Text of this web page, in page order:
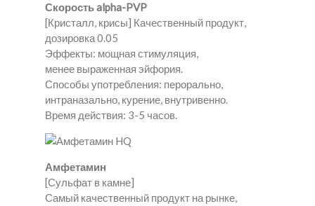
Скорость alpha-PVP
[Кристалл, крисы] Качественный продукт,
дозировка 0.05
Эффекты: мощная стимуляция,
менее выраженная эйфория.
Способы употребления: перорально,
интраназально, курение, внутривенно.
Время действия: 3-5 часов.
Амфетамин
[Сульфат в камне]
Самый качественный продукт на рынке,